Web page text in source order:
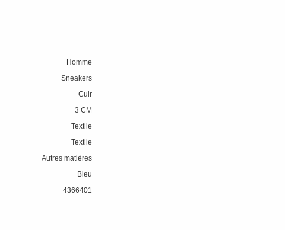
Homme
Sneakers
Cuir
3 CM
Textile
Textile
Autres matières
Bleu
4366401